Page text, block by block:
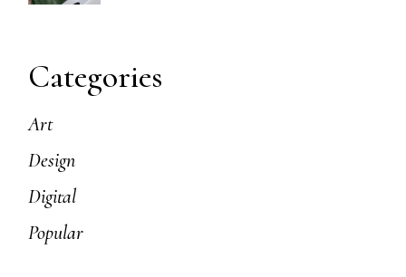
Categories
Art
Design
Digital
Popular